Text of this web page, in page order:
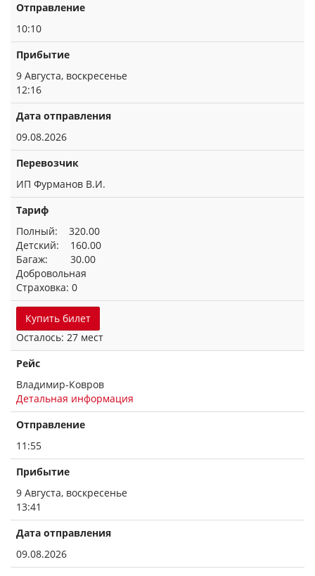
Отправление
10:10
Прибытие
9 Августа, воскресенье
12:16
Дата отправления
09.08.2026
Перевозчик
ИП Фурманов В.И.
Тариф
Полный: 320.00
Детский: 160.00
Багаж: 30.00
Добровольная
Страховка: 0
Купить билет
Осталось: 27 мест
Рейс
Владимир-Ковров
Детальная информация
Отправление
11:55
Прибытие
9 Августа, воскресенье
13:41
Дата отправления
09.08.2026